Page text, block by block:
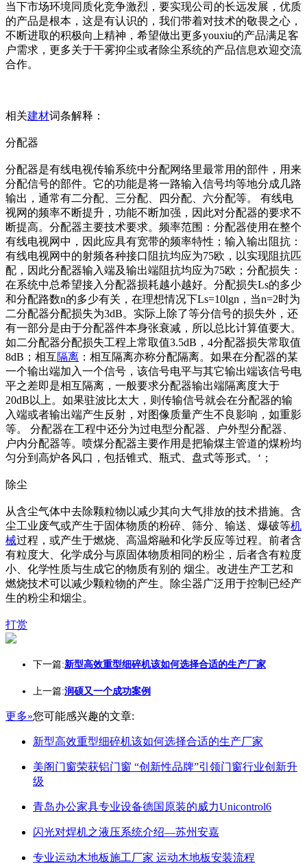
当下市场环境同质化竞争激烈，要实现公司的长远发展，优质
的产品是根本，这是有认识的，我们带着对技术的敬畏之心，
不断进取的积极向上精神，希望做出更多youxiu的产品满足客
户需求，更多关于干雾抑尘或者除尘系统的产品信息欢迎交流
合作。
相关建材词条解释：
分配器
分配器是有线电视传输系统中分配网络里最常用的部件，用来
分配信号的部件。它的功能是将一路输入信号均等地分成几路
输出，通常有二分配、三分配、四分配、六分配等。 有线电
视网的频率不断提升，功能不断加强，因此对分配器的要求不
断提高。分配器主要技术要求。频率范围：分配器使用在整个
有线电视网中，因此应具有宽带的频率特性；输入输出阻抗：
有线电视网中的射频各种接口阻抗均应为75欧，以实现阻抗匹
配，因此分配器输入端及输出端阻抗均应为75欧；分配损失：
在系统中总希望接入分配器损耗越小越好。分配损失Ls的多少
和分配路数n的多少有关，在理想情况下Ls=10lgn，当n=2时为
二分配器分配损失为3dB。实际上除了等分信号的损失外，还
有一部分是由于分配器件本身张衰减，所以总比计算值要大。
如二分配器分配损失工程上常取值3.5dB，4分配器损失常取值
8dB；相互隔离 ：相互隔离亦称分配隔离。如果在分配器的某
一个输出端加入一个信号，该信号电平与其它输出端该信号电
平之差即是相互隔离，一般要求分配器输出端隔离度大于
20dB以上。如果驻波比太大，则传输信号就会在分配器的输
入端或者输出端产生反射，对图像质量产生不良影响，如重影
等。 分配器在工程中还分为过电型分配器、户外型分配器、
户内分配器等。喷煤分配器主要作用是把输煤主管道的煤粉均
匀分到高炉各风口，包括锥式、瓶式、盘式等形式。‘；
除尘
从含尘气体中去除颗粒物以减少其向大气排放的技术措施。含
尘工业废气或产生于固体物质的粉碎、筛分、输送、爆破等机
械过程，或产生于燃烧、高温熔融和化学反应等过程。前者含
有粒度大、化学成分与原固体物质相同的粉尘，后者含有粒度
小、化学性质与生成它的物质有别的 烟尘。改进生产工艺和
燃烧技术可以减少颗粒物的产生。除尘器广泛用于控制已经产
生的粉尘和烟尘。
打赏
下一篇:新型高效重型细碎机该如何选择合适的生产厂家
上一篇:润硕又一个成功案例
更多»您可能感兴趣的文章:
新型高效重型细碎机该如何选择合适的生产厂家
美阁门窗荣获铝门窗 “创新性品牌”引领门窗行业创新升
级
青岛办公家具专业设备德国原装的威力Unicontrol6
闪光对焊机之液压系统介绍—苏州安嘉
专业运动木地板施工厂家 运动木地板安装流程